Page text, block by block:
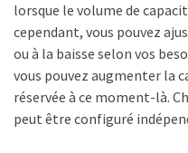
lorsque le volume de
cependant, vous pouvez
ou à la baisse selon vos
vous pouvez augmenter la
réservée à ce moment-là.
peut être configuré